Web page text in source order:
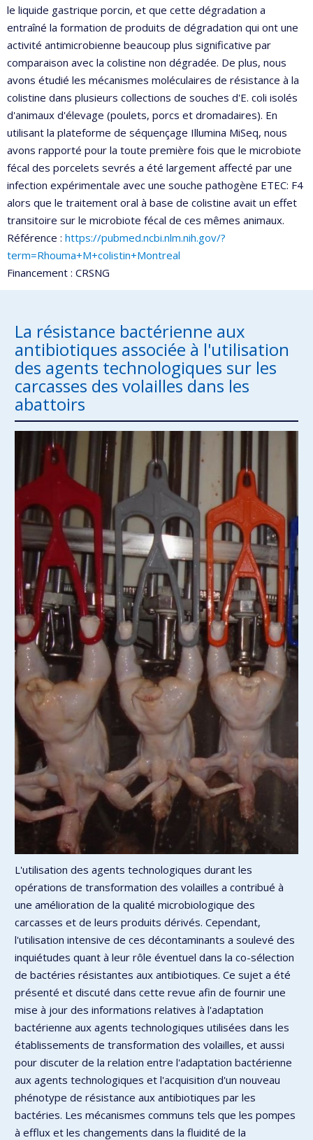
le liquide gastrique porcin, et que cette dégradation a
entraîné la formation de produits de dégradation qui ont une
activité antimicrobienne beaucoup plus significative par
comparaison avec la colistine non dégradée. De plus, nous
avons étudié les mécanismes moléculaires de résistance à la
colistine dans plusieurs collections de souches d'E. coli isolés
d'animaux d'élevage (poulets, porcs et dromadaires). En
utilisant la plateforme de séquençage Illumina MiSeq, nous
avons rapporté pour la toute première fois que le microbiote
fécal des porcelets sevrés a été largement affecté par une
infection expérimentale avec une souche pathogène ETEC: F4
alors que le traitement oral à base de colistine avait un effet
transitoire sur le microbiote fécal de ces mêmes animaux.
Référence : https://pubmed.ncbi.nlm.nih.gov/?
term=Rhouma+M+colistin+Montreal
Financement : CRSNG
La résistance bactérienne aux
antibiotiques associée à l'utilisation
des agents technologiques sur les
carcasses des volailles dans les
abattoirs
L'utilisation des agents technologiques durant les
opérations de transformation des volailles a contribué à
une amélioration de la qualité microbiologique des
carcasses et de leurs produits dérivés. Cependant,
l'utilisation intensive de ces décontaminants a soulevé des
inquiétudes quant à leur rôle éventuel dans la co-sélection
de bactéries résistantes aux antibiotiques. Ce sujet a été
présenté et discuté dans cette revue afin de fournir une
mise à jour des informations relatives à l'adaptation
bactérienne aux agents technologiques utilisées dans les
établissements de transformation des volailles, et aussi
pour discuter de la relation entre l'adaptation bactérienne
aux agents technologiques et l'acquisition d'un nouveau
phénotype de résistance aux antibiotiques par les
bactéries. Les mécanismes communs tels que les pompes
à efflux et les changements dans la fluidité de la